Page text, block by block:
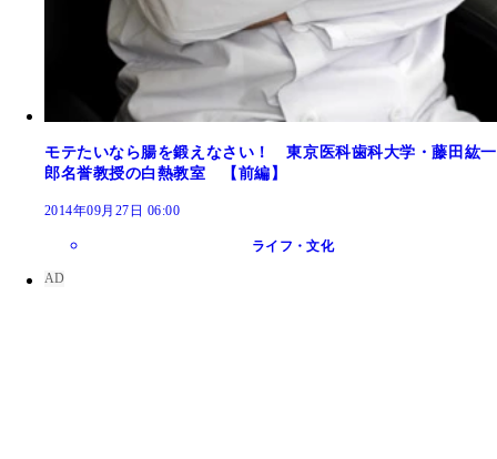
モテたいなら腸を鍛えなさい！ 東京医科歯科大学・藤田紘一
郎名誉教授の白熱教室 【前編】
2014年09月27日 06:00
ライフ・文化